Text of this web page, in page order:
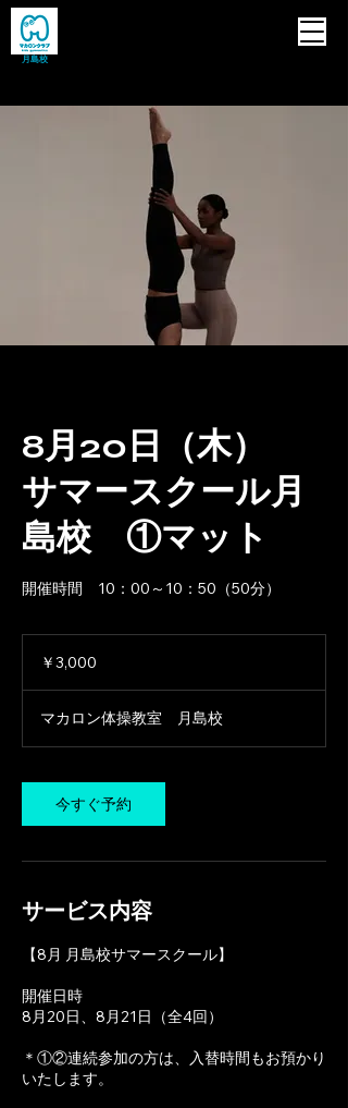
月島校
8月20日（木）
サマースクール月
島校 ①マット
開催時間 10：00～10：50（50分）
￥3,000
マカロン体操教室 月島校
今すぐ予約
サービス内容
【​8月 月島校サマースクール】
開催日時 ​
​8月​20日、​8月​21日（全​4回）
＊①②連続参加の方は、入替時間もお預かり
いたします。